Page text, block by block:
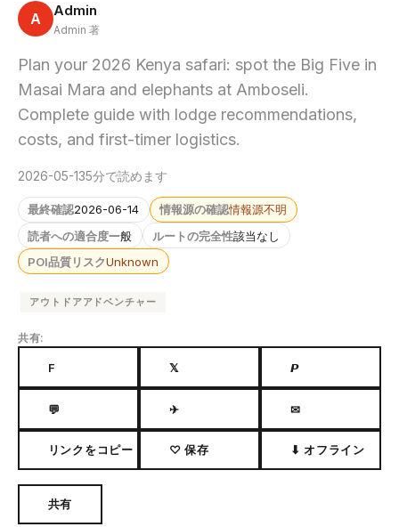
A Admin
Admin 著
Plan your 2026 Kenya safari: spot the Big Five in
Masai Mara and elephants at Amboseli.
Complete guide with lodge recommendations,
costs, and first-timer logistics.
2026-05-135分で読めます
最終確認2026-06-14 情報源の確認情報源不明
読者への適合度一般 ルートの完全性該当なし
POI品質リスクUnknown
アウトドアアドベンチャー
共有:
F 𝕏 𝙋
💬 ✈ ✉
リンクをコピー ♡ 保存 ⬇ オフライン
共有